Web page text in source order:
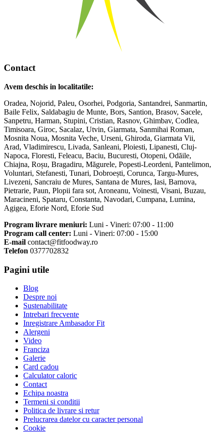
Contact
Avem deschis in localitatile:
Oradea, Nojorid, Paleu, Osorhei, Podgoria, Santandrei, Sanmartin,
Baile Felix, Saldabagiu de Munte, Bors, Santion, Brasov, Sacele,
Sanpetru, Harman, Stupini, Cristian, Rasnov, Ghimbav, Codlea,
Timisoara, Giroc, Sacalaz, Utvin, Giarmata, Sanmihai Roman,
Mosnita Noua, Mosnita Veche, Urseni, Ghiroda, Giarmata Vii,
Arad, Vladimirescu, Livada, Sanleani, Ploiesti, Lipanesti, Cluj-
Napoca, Floresti, Feleacu, Baciu, Bucuresti, Otopeni, Odăile,
Chiajna, Roșu, Bragadiru, Măgurele, Popesti-Leordeni, Pantelimon,
Voluntari, Stefanesti, Tunari, Dobroești, Corunca, Targu-Mures,
Livezeni, Sancraiu de Mures, Santana de Mures, Iasi, Barnova,
Pietrarie, Paun, Plopii fara sot, Aroneanu, Voinesti, Visani, Buzau,
Maracineni, Spataru, Constanta, Navodari, Cumpana, Lumina,
Agigea, Eforie Nord, Eforie Sud
Program livrare meniuri: Luni - Vineri: 07:00 - 11:00
Program call center: Luni - Vineri: 07:00 - 15:00
E-mail contact@fitfoodway.ro
Telefon 0377702832
Pagini utile
Blog
Despre noi
Sustenabilitate
Intrebari frecvente
Inregistrare Ambasador Fit
Alergeni
Video
Franciza
Galerie
Card cadou
Calculator caloric
Contact
Echipa noastra
Termeni si conditii
Politica de livrare si retur
Prelucrarea datelor cu caracter personal
Cookie